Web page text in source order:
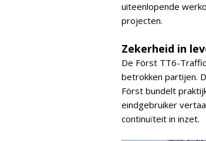
uiteenlopende
projecten.
Zekerheid in
De Först TT6-
betrokken partijen.
Först bundelt
eindgebruiker
continuïteit in inzet.